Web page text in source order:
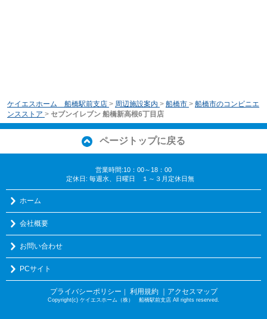
ケイエスホーム 船橋駅前支店 > 周辺施設案内 > 船橋市 > 船橋市のコンビニエ
ンスストア > セブンイレブン 船橋新高根6丁目店
ページトップに戻る
営業時間:10：00～18：00
定休日: 毎週水、日曜日 １～３月定休日無
ホーム
会社概要
お問い合わせ
PCサイト
プライバシーポリシー ｜ 利用規約 ｜アクセスマップ
Copyright(c) ケイエスホーム（株） 船橋駅前支店 All rights reserved.